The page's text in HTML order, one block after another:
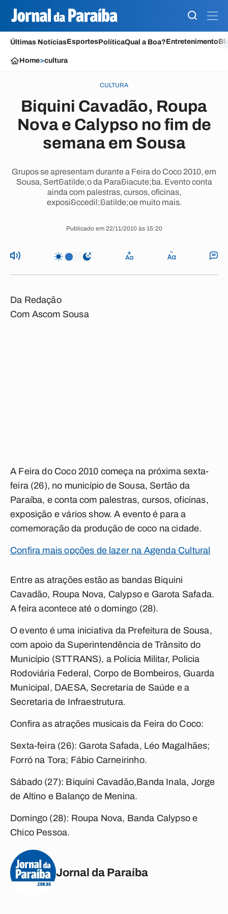
Últimas NotíciasEsportesPolíticaQual a Boa?Entretenimento
Home>cultura
CULTURA
Biquini Cavadão, Roupa
Nova e Calypso no fim de
semana em Sousa
Grupos se apresentam durante a Feira do Coco 2010, em
Sousa, Sert&atilde;o da Para&iacute;ba. Evento conta
ainda com palestras, cursos, oficinas,
exposi&ccedil;&atilde;oe muito mais.
Publicado em 22/11/2010 às 15:20
Da Redação
Com Ascom Sousa
A Feira do Coco 2010 começa na próxima sexta-
feira (26), no município de Sousa, Sertão da
Paraíba, e conta com palestras, cursos, oficinas,
exposição e vários show. A evento é para a
comemoração da produção de coco na cidade.
Confira mais opções de lazer na Agenda Cultural
Entre as atrações estão as bandas Biquini
Cavadão, Roupa Nova, Calypso e Garota Safada.
A feira acontece até o domingo (28).
O evento é uma iniciativa da Prefeitura de Sousa,
com apoio da Superintendência de Trânsito do
Município (STTRANS), a Policia Militar, Policia
Rodoviária Federal, Corpo de Bombeiros, Guarda
Municipal, DAESA, Secretaria de Saúde e a
Secretaria de Infraestrutura.
Confira as atrações musicais da Feira do Coco:
Sexta-feira (26): Garota Safada, Léo Magalhães;
Forró na Tora; Fábio Carneirinho.
Sábado (27): Biquíni Cavadão,Banda Inala, Jorge
de Altino e Balanço de Menina.
Domingo (28): Roupa Nova, Banda Calypso e
Chico Pessoa.
Jornal da Paraíba